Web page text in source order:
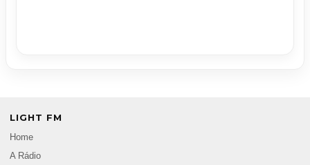
LIGHT FM
Home
A Rádio